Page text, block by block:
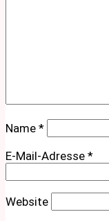
Name *
E-Mail-Adresse *
Website